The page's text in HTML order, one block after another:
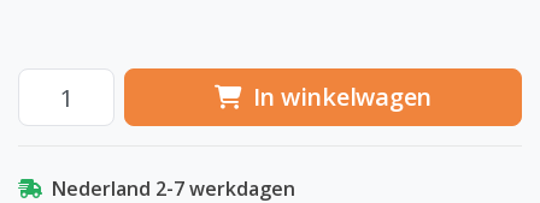
In winkelwagen
Nederland 2-7 werkdagen